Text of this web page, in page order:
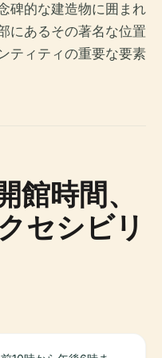
碑的な建造物に囲まれ
にあるその著名な位置
ティティの重要な要素
時間、
セシビリ